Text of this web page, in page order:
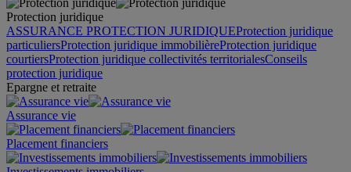
Protection juridique
ASSURANCE PROTECTION JURIDIQUEProtection juridique
particuliersProtection juridique immobilièreProtection juridique
courtiersProtection juridique collectivités territorialesConseils
protection juridique
Epargne et retraite
Assurance vie
Placement financiers